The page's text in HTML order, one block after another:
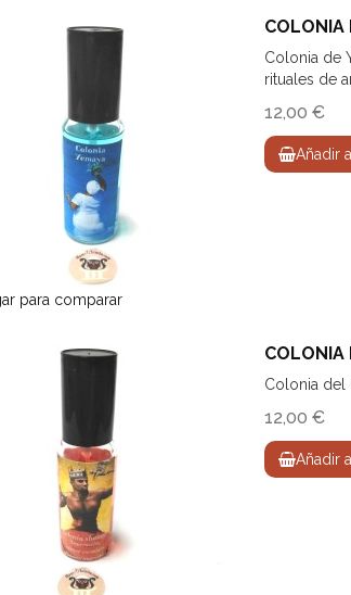
para comparar
COLONIA
Colonia de
rituales de
12,00 €
Añadir
COLONIA
Colonia del
12,00 €
Añadir